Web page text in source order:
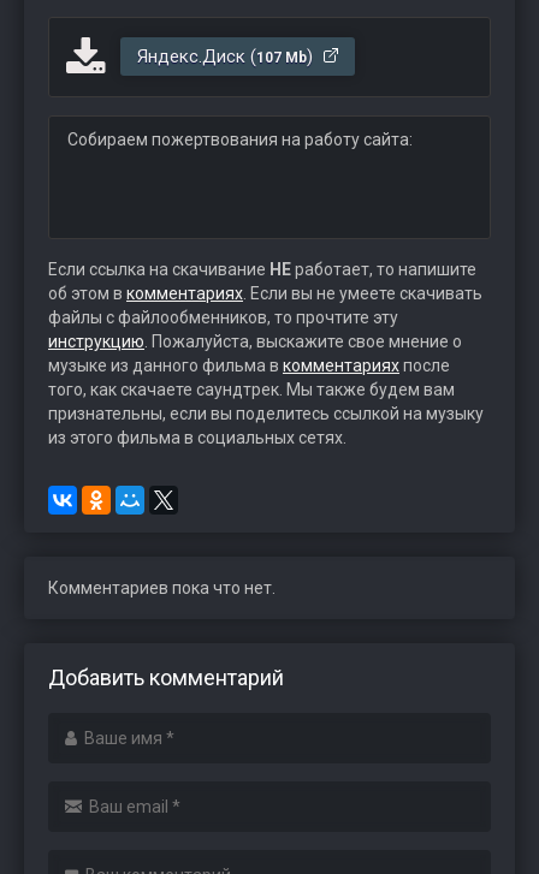
Яндекс.Диск (107 Mb)
Собираем пожертвования на работу сайта:
Если ссылка на скачивание НЕработает, то напишите
об этом в комментариях . Если вы не умеете скачивать
файлы с файлообменников, то прочтите эту
инструкцию . Пожалуйста, выскажите свое мнение о
музыке из данного фильма в комментарияхпосле
того, как скачаете саундтрек. Мы также будем вам
признательны, если вы поделитесь ссылкой на музыку
из этого фильма в социальных сетях.
Комментариев пока что нет.
Добавить комментарий